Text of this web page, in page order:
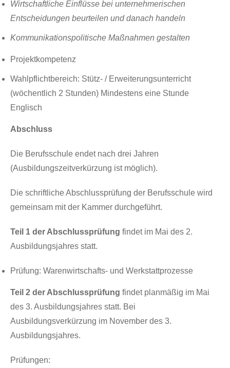
Wirtschaftliche Einflüsse bei unternehmerischen
Entscheidungen beurteilen und danach handeln
Kommunikationspolitische Maßnahmen gestalten
Projektkompetenz
Wahlpflichtbereich: Stütz- / Erweiterungsunterricht
(wöchentlich 2 Stunden) Mindestens eine Stunde
Englisch
Abschluss
Die Berufsschule endet nach drei Jahren
(Ausbildungszeitverkürzung ist möglich).
Die schriftliche Abschlussprüfung der Berufsschule wird
gemeinsam mit der Kammer durchgeführt.
Teil 1 der Abschlussprüfung findet im Mai des 2.
Ausbildungsjahres statt.
Prüfung: Warenwirtschafts- und Werkstattprozesse
Teil 2 der Abschlussprüfung findet planmäßig im Mai
des 3. Ausbildungsjahres statt. Bei
Ausbildungsverkürzung im November des 3.
Ausbildungsjahres.
Prüfungen: